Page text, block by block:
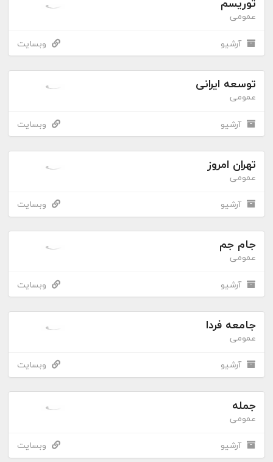
عمومی
آرشیو
وبسایت
توسعه ایرانی
عمومی
آرشیو
وبسایت
تهران امروز
عمومی
آرشیو
وبسایت
جام جم
عمومی
آرشیو
وبسایت
جامعه فردا
عمومی
آرشیو
وبسایت
جمله
عمومی
آرشیو
وبسایت